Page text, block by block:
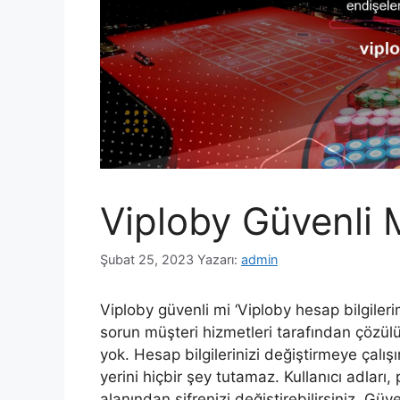
Viploby Güvenli
Şubat 25, 2023 Yazarı: admin
Viploby güvenli mi ‘Viploby hesap
sorun müşteri hizmetleri tarafından
yok. Hesap bilgilerinizi değiştirmeye
yerini hiçbir şey tutamaz. Kullanıcı